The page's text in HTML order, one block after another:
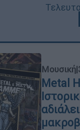
Μουσική|
Metal